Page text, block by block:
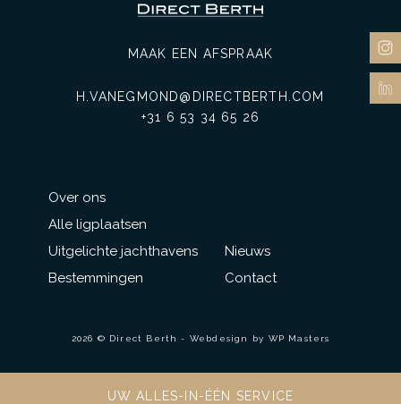
Over ons
Alle ligplaatsen
Uitgelichte jachthavens
Bestemmingen
MAAK EEN AFSPRAAK
H.VANEGMOND@DIRECTBERTH.COM
+31 6 53 34 65 26
Nieuws
Contact
2026 © Direct Berth - Webdesign by WP Masters
UW ALLES-IN-ÉÉN SERVICE